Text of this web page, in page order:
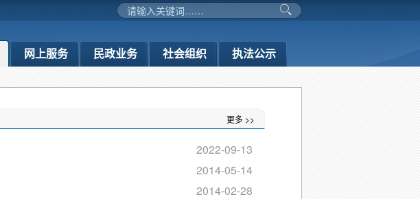
网上服务 民政业务 社会组织 执法公示
更多 >>
2022-09-13
2014-05-14
2014-02-28